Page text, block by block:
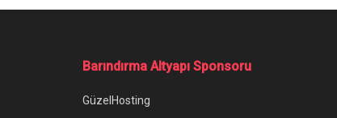
Ana Sayfa/Pixel 10 Serisi Sahneye Çıkıyor: Tanıtım